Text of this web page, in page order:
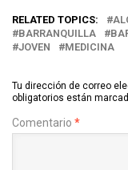
RELATED TOPICS:
BARRANQUILLA
JOVEN
MEDICINA
Tu dirección de correo
obligatorios están
Comentario *